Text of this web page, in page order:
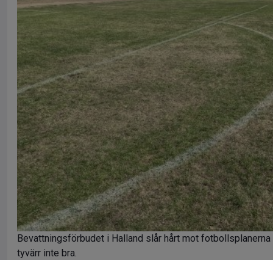
Bevattningsförbudet i Halland slår hårt mot fotbollsplanerna
tyvärr inte bra.